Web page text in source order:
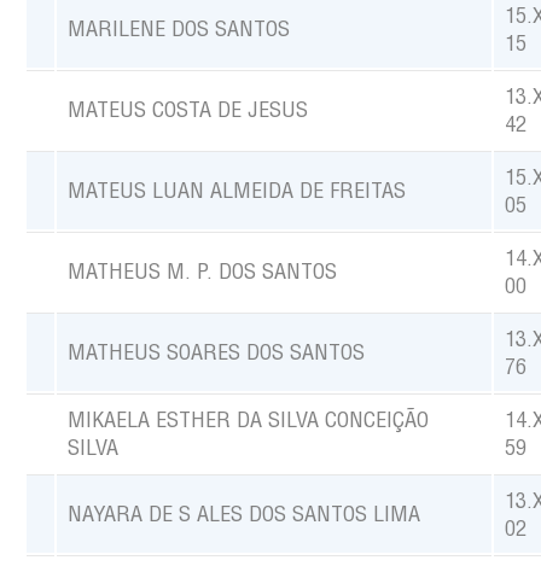
MARILENE DOS SANTOS
15
MATEUS COSTA DE JESUS
42
MATEUS LUAN ALMEIDA DE FREITAS
05
MATHEUS M. P. DOS SANTOS
00
MATHEUS SOARES DOS SANTOS
76
MIKAELA ESTHER DA SILVA CONCEIÇÃO
SILVA
59
NAYARA DE S ALES DOS SANTOS LIMA
02